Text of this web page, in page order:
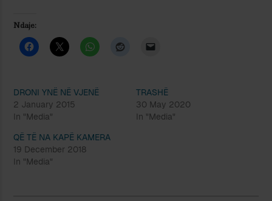
Ndaje:
DRONI YNË NË VJENË
2 January 2015
In "Media"
TRASHË
30 May 2020
In "Media"
QË TË NA KAPË KAMERA
19 December 2018
In "Media"